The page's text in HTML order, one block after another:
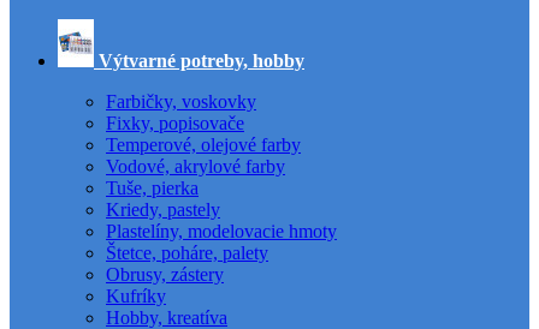
Výtvarné potreby, hobby
Farbičky, voskovky
Fixky, popisovače
Temperové, olejové farby
Vodové, akrylové farby
Tuše, pierka
Kriedy, pastely
Plastelíny, modelovacie hmoty
Štetce, poháre, palety
Obrusy, zástery
Kufríky
Hobby, kreatíva